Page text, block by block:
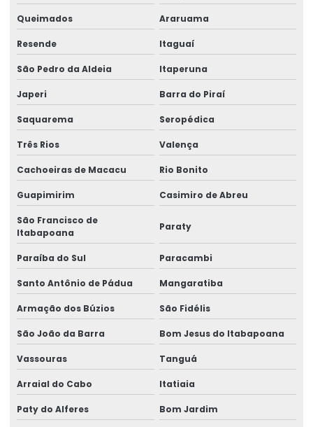
Queimados Araruama
Resende Itaguaí
São Pedro da Aldeia Itaperuna
Japeri Barra do Piraí
Saquarema Seropédica
Três Rios Valença
Cachoeiras de Macacu Rio Bonito
Guapimirim Casimiro de Abreu
São Francisco de
Itabapoana
Paraty
Paraíba do Sul Paracambi
Santo Antônio de Pádua Mangaratiba
Armação dos Búzios São Fidélis
São João da Barra Bom Jesus do Itabapoana
Vassouras Tanguá
Arraial do Cabo Itatiaia
Paty do Alferes Bom Jardim